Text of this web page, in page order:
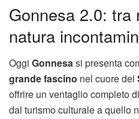
Gonnesa 2.0: tra
natura
Oggi Gonnesa si presenta
grande fascino nel cuore del
offrire un ventaglio completo
dal turismo culturale a quello